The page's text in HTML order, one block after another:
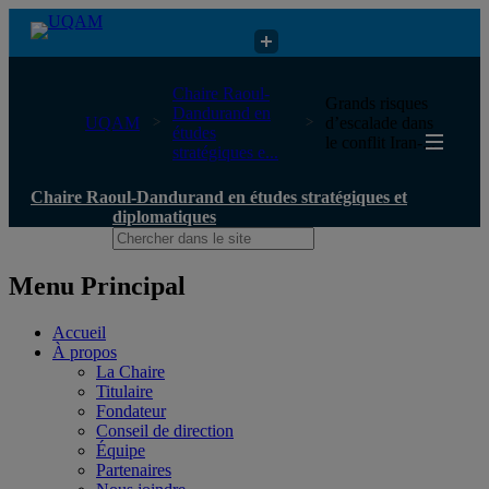
Chaire Raoul-Dandurand en études stratégiques et diplomatiques
UQAM
Chaire Raoul-
Dandurand en
études
stratégiques e...
Grands risques
d’escalade dans
le conflit Iran-...
Chaire Raoul-Dandurand en études stratégiques et
diplomatiques
Menu Principal
Accueil
À propos
La Chaire
Titulaire
Fondateur
Conseil de direction
Équipe
Partenaires